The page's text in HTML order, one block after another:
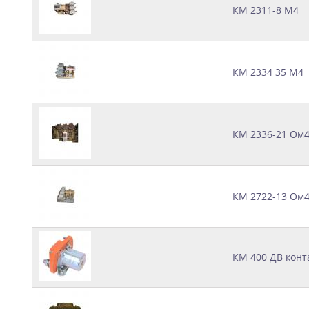
КМ 2311-8 М4
КМ 2334 35 М4
КМ 2336-21 Ом4
КМ 2722-13 Ом4
КМ 400 ДВ